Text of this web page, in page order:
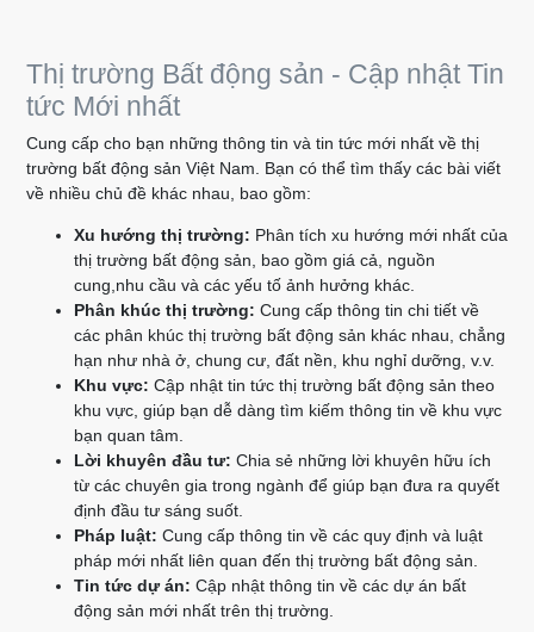
Thị trường Bất động sản - Cập nhật Tin
tức Mới nhất
Cung cấp cho bạn những thông tin và tin tức mới nhất về thị
trường bất động sản Việt Nam. Bạn có thể tìm thấy các bài viết
về nhiều chủ đề khác nhau, bao gồm:
Xu hướng thị trường: Phân tích xu hướng mới nhất của
thị trường bất động sản, bao gồm giá cả, nguồn
cung,nhu cầu và các yếu tố ảnh hưởng khác.
Phân khúc thị trường: Cung cấp thông tin chi tiết về
các phân khúc thị trường bất động sản khác nhau, chẳng
hạn như nhà ở, chung cư, đất nền, khu nghỉ dưỡng, v.v.
Khu vực: Cập nhật tin tức thị trường bất động sản theo
khu vực, giúp bạn dễ dàng tìm kiếm thông tin về khu vực
bạn quan tâm.
Lời khuyên đầu tư: Chia sẻ những lời khuyên hữu ích
từ các chuyên gia trong ngành để giúp bạn đưa ra quyết
định đầu tư sáng suốt.
Pháp luật: Cung cấp thông tin về các quy định và luật
pháp mới nhất liên quan đến thị trường bất động sản.
Tin tức dự án: Cập nhật thông tin về các dự án bất
động sản mới nhất trên thị trường.